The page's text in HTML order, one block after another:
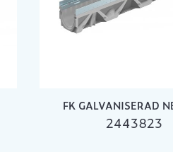
FK GALVANISERAD
2443823